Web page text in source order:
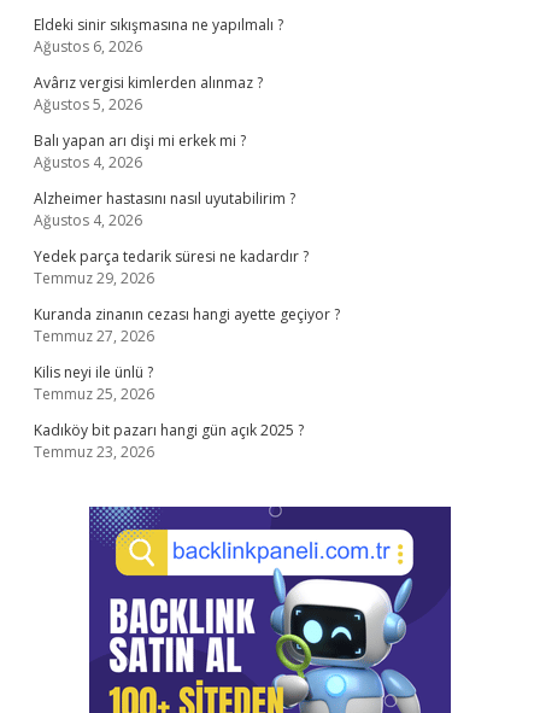
Eldeki sinir sıkışmasına ne yapılmalı ?
Ağustos 6, 2026
Avârız vergisi kimlerden alınmaz ?
Ağustos 5, 2026
Balı yapan arı dişi mi erkek mi ?
Ağustos 4, 2026
Alzheimer hastasını nasıl uyutabilirim ?
Ağustos 4, 2026
Yedek parça tedarik süresi ne kadardır ?
Temmuz 29, 2026
Kuranda zinanın cezası hangi ayette geçiyor ?
Temmuz 27, 2026
Kilis neyi ile ünlü ?
Temmuz 25, 2026
Kadıköy bit pazarı hangi gün açık 2025 ?
Temmuz 23, 2026